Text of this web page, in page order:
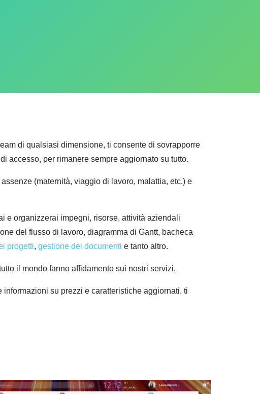
di qualsiasi dimensione, ti consente di sovrapporre
accesso, per rimanere sempre aggiornato su tutto.
(maternità, viaggio di lavoro, malattia, etc.) e
e organizzerai impegni, risorse, attività aziendali
del flusso di lavoro, diagramma di Gantt, bacheca
progetti, gestione dei documenti e tanto altro.
il mondo fanno affidamento sui nostri servizi.
su prezzi e caratteristiche aggiornati, ti